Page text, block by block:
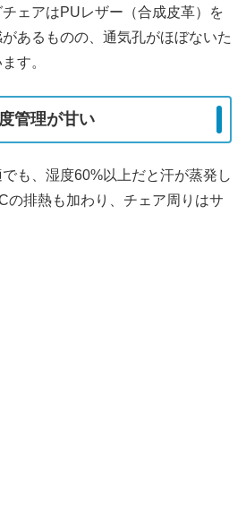
ェアはPUレザー（合成皮革）を
あるものの、 通気孔がほぼないた
す。
管理が甘い
も、 湿度60%以上だと汗が蒸発し
の排熱も加わり、チェア周りはサ